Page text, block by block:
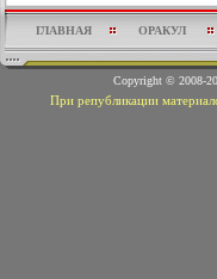
ГЛАВНАЯ ОРАКУЛ
Copyright © 2008-
При републикации